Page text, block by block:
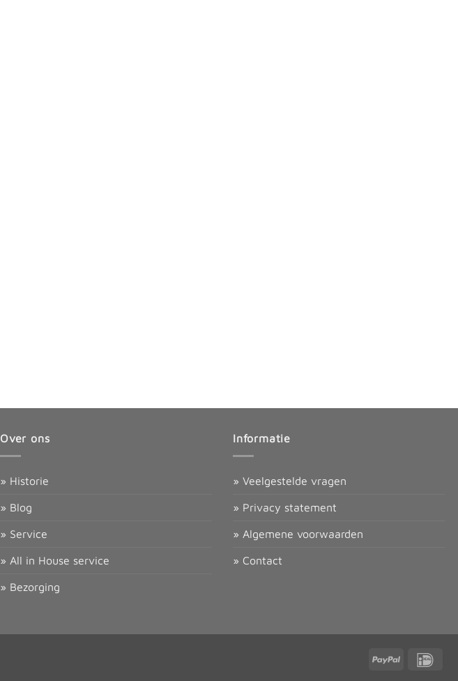
Over ons
» Historie
» Blog
» Service
» All in House service
» Bezorging
Informatie
» Veelgestelde vragen
» Privacy statement
» Algemene voorwaarden
» Contact
PayPal